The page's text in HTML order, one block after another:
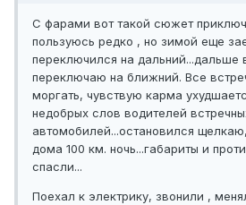
С фарами вот такой сюжет
пользуюсь редко , но зимой еще
переключился на
переключаю на ближний. Все
моргать, чувствую карма
недобрых слов водителей
автомобилей...остановился
дома 100 км. ночь...габариты и
спасли...
Поехал к электрику, звонили ,